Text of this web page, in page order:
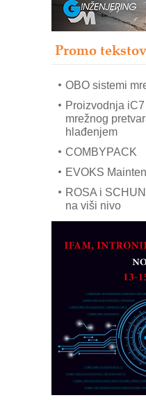
Promo
RMQ-TITAN
– Pametna
upravljanje
Mitutoyo
OBO sistemi
Proizvodnja
mrežnog
hlađenjem
COMBYPACK
EVOKS
ROSA i
na viši nivo
MAREX - Lim i
Marcom-plast
partner
CTO -
obradu!
Razvoj
PLC AKYTEC
AUKOM:
dostupan u